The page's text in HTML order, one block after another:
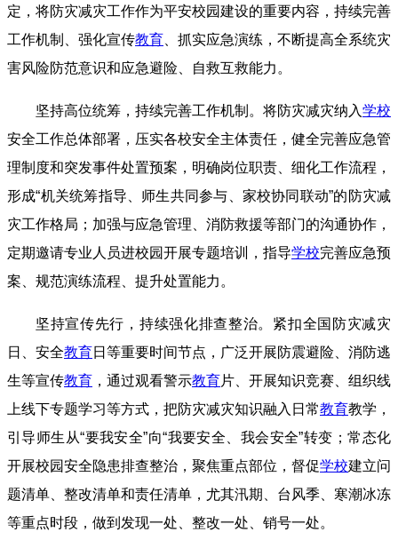
定，将防灾减灾工作作为平安校园建设的重要内容，持续完善
工作机制、强化宣传教育 、抓实应急演练，不断提高全系统灾
害风险防范意识和应急避险、自救互救能力。
坚持高位统筹，持续完善工作机制。将防灾减灾纳入学校
安全工作总体部署，压实各校安全主体责任，健全完善应急管
理制度和突发事件处置预案，明确岗位职责、细化工作流程，
形成“机关统筹指导、师生共同参与、家校协同联动”的防灾减
灾工作格局；加强与应急管理、消防救援等部门的沟通协作，
定期邀请专业人员进校园开展专题培训，指导学校完善应急预
案、规范演练流程、提升处置能力。
坚持宣传先行，持续强化排查整治。紧扣全国防灾减灾
日、安全教育日等重要时间节点，广泛开展防震避险、消防逃
生等宣传教育 ，通过观看警示教育片、开展知识竞赛、组织线
上线下专题学习等方式，把防灾减灾知识融入日常教育教学，
引导师生从“要我安全”向“我要安全、我会安全”转变；常态化
开展校园安全隐患排查整治，聚焦重点部位，督促学校建立问
题清单、整改清单和责任清单，尤其汛期、台风季、寒潮冰冻
等重点时段，做到发现一处、整改一处、销号一处。